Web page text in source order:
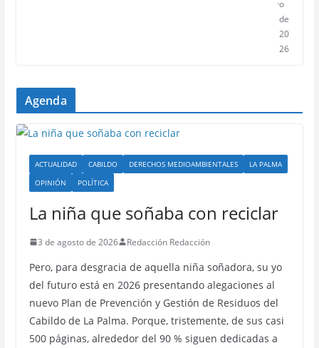
o
de
20
26
Agenda
ACTUALIDAD CABILDO DERECHOS MEDIOAMBIENTALES
LA PALMA
OPINIÓN
POLÍTICA
La niña que soñaba con reciclar
3 de agosto de 2026 Redacción Redacción
Pero, para desgracia de aquella niña soñadora, su yo
del futuro está en 2026 presentando alegaciones al
nuevo Plan de Prevención y Gestión de Residuos del
Cabildo de La Palma. Porque, tristemente, de sus casi
500 páginas, alrededor del 90 % siguen dedicadas a